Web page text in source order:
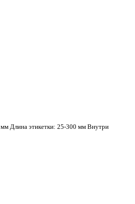
Длина этикетки: 25-300 мм Внутри